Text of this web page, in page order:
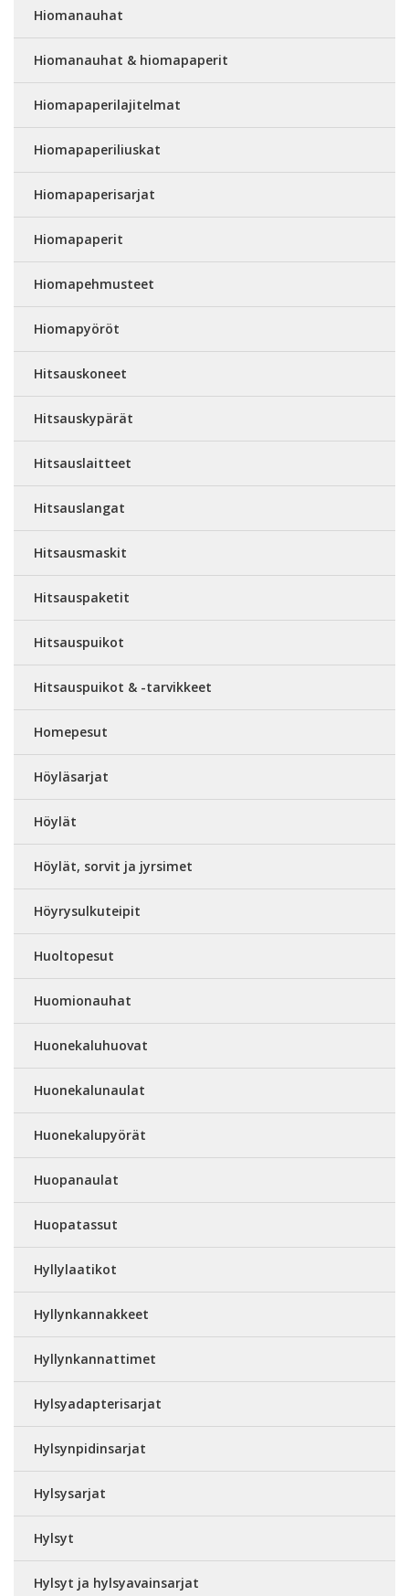
Hiomanauhat
Hiomanauhat & hiomapaperit
Hiomapaperilajitelmat
Hiomapaperiliuskat
Hiomapaperisarjat
Hiomapaperit
Hiomapehmusteet
Hiomapyöröt
Hitsauskoneet
Hitsauskypärät
Hitsauslaitteet
Hitsauslangat
Hitsausmaskit
Hitsauspaketit
Hitsauspuikot
Hitsauspuikot & -tarvikkeet
Homepesut
Höyläsarjat
Höylät
Höylät, sorvit ja jyrsimet
Höyrysulkuteipit
Huoltopesut
Huomionauhat
Huonekaluhuovat
Huonekalunaulat
Huonekalupyörät
Huopanaulat
Huopatassut
Hyllylaatikot
Hyllynkannakkeet
Hyllynkannattimet
Hylsyadapterisarjat
Hylsynpidinsarjat
Hylsysarjat
Hylsyt
Hylsyt ja hylsyavainsarjat